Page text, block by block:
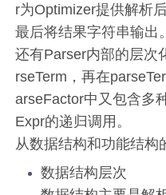
r为Optimizer提供解析
最后将结果字符串输出。
还有Parser内部的层次
rseTerm，再在
arseFactor中又包含多
Expr的递归调用。
从数据结构和功能结构
数据结构层次